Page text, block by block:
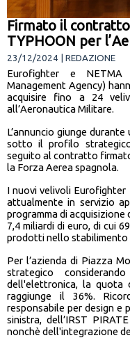
Firmato il
TYPHOON per
23/12/2024 | REDAZIONE
Eurofighter e NETMA
Management Agency)
acquisire fino a 24
all’Aeronautica Militare.
L’annuncio giunge
sotto il profilo
seguito al contratto
la Forza Aerea spagnola.
I nuovi velivoli
attualmente in servizio
programma di acquisizione
7,4 miliardi di euro, di cui
prodotti nello stabilimento
Per l’azienda di Piazza
strategico
dell'elettronica, la quota
raggiunge il 36%.
responsabile per design e
sinistra, dell’IRST
nonchè dell'integrazione